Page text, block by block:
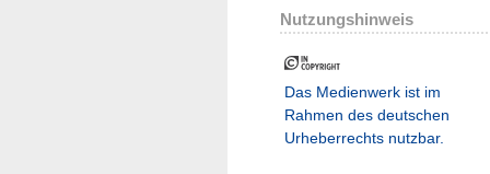
Nutzungshinweis
Das Medienwerk ist im
Rahmen des deutschen
Urheberrechts nutzbar.